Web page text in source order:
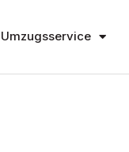
Umzugsservice